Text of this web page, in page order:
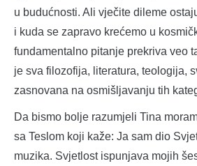
u budućnosti. Ali vječite dileme
i kuda se zapravo krećemo u
fundamentalno pitanje prekriva veo
je sva filozofija, literatura, teologija,
zasnovana na osmišljavanju tih
Da bismo bolje razumjeli Tina
sa Teslom koji kaže: Ja sam dio
muzika. Svjetlost ispunjava mojih